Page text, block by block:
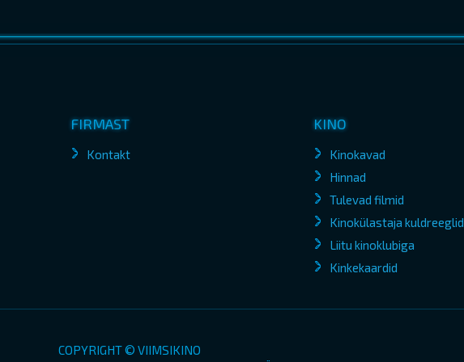
FIRMAST
Kontakt
KINO
Kinokavad
Hinnad
Tulevad filmid
Kinokülastaja kuldreeglid
Liitu kinoklubiga
Kinkekaardid
COPYRIGHT © VIIMSIKINO